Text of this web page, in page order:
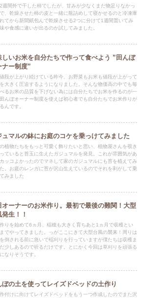
週間外で干した柿でしたが、甘みが少なくまだ物足りなかっ
、乾燥させた柿の皮と一緒に瓶詰めして寝かせるのと冷凍庫
てから新聞紙包んで乾燥させる2つに分けて1週間置いてみ
や食感に違いが出るのか試してみました。
しいお米を自分たちで作って食べよう ”田んぼ
ナー制度”
段が上がり続けている昨今、お野菜もお米も値段が上がって
大きく圧迫するようになりました。そんな物価高の中でも毎
るお米の品質を下げない為には自分たちでお米を作るのが一
んぼオーナー制度を使えば初心者でも自分たちでお米作りが
んです。
ュマルの鉢にお庭のコケを乗っけてみました
植物たちをもっと可愛く飾りたいと思い、植物屋さんを覗き
ていると苔玉に生えたガジュマルを発見。これが雰囲気があ
ッコよかったのでマネして家のガジュマルにも苔を植えてみ
。お庭のレンガに苔が沢山生えているのでそれを剥がして乗
みました
オーナーのお米作り。最初で最後の難関！大型
発生！！
りを始めて6ヵ月、稲穂も大きく育ちあと1ヵ月で収穫とい
でやってきました。っがここにきて大型台風の襲来！周りは
倒される前に急いで稲刈りを行っていますが僕たちは収穫ま
少しあるので祈るだけです。とにかく今回は草刈りを頑張る
なりそうです。
ぼの土を使ってレイズドベッドの土作り
付けに向けてレイズドベッドをもう一つ作成したのでまた沢